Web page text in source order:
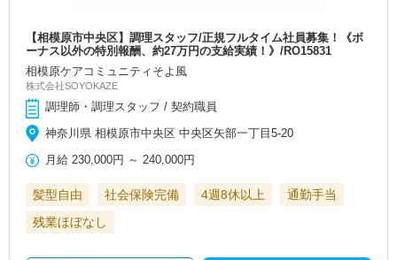
【相模原市中央区】調理スタッフ/正規フルタイム社員募集！《ボ
ーナス以外の特別報酬、約27万円の支給実績！》/RO15831
相模原ケアコミュニティそよ風
株式会社SOYOKAZE
調理師・調理スタッフ / 契約職員
神奈川県 相模原市中央区 中央区矢部一丁目5-20
月給 230,000円 ～ 240,000円
髪型自由 社会保険完備 4週8休以上
通勤手当
残業ほぼなし